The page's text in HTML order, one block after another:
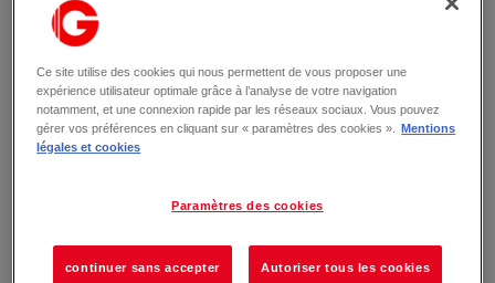
Ce site utilise des cookies qui nous permettent de vous proposer une
expérience utilisateur optimale grâce à l’analyse de votre navigation
notamment, et une connexion rapide par les réseaux sociaux. Vous pouvez
gérer vos préférences en cliquant sur « paramètres des cookies ».
Mentions
légales et cookies
Paramètres des cookies
continuer sans accepter Autoriser tous les cookies